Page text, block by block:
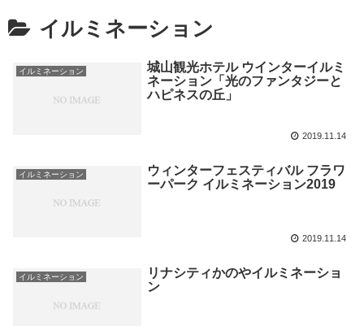
イルミネーション
イルミネーション
城山観光ホテル ウインターイルミ
ネーション「光のファンタジーと
ハピネスの丘」
2019.11.14
イルミネーション
ウィンターフェスティバル フラワ
ーパーク イルミネーション2019
2019.11.14
イルミネーション
リナシティかのやイルミネーショ
ン